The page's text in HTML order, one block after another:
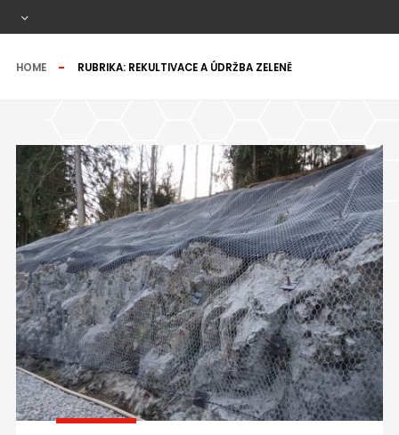
HOME RUBRIKA: REKULTIVACE A ÚDRŽBA ZELENĚ